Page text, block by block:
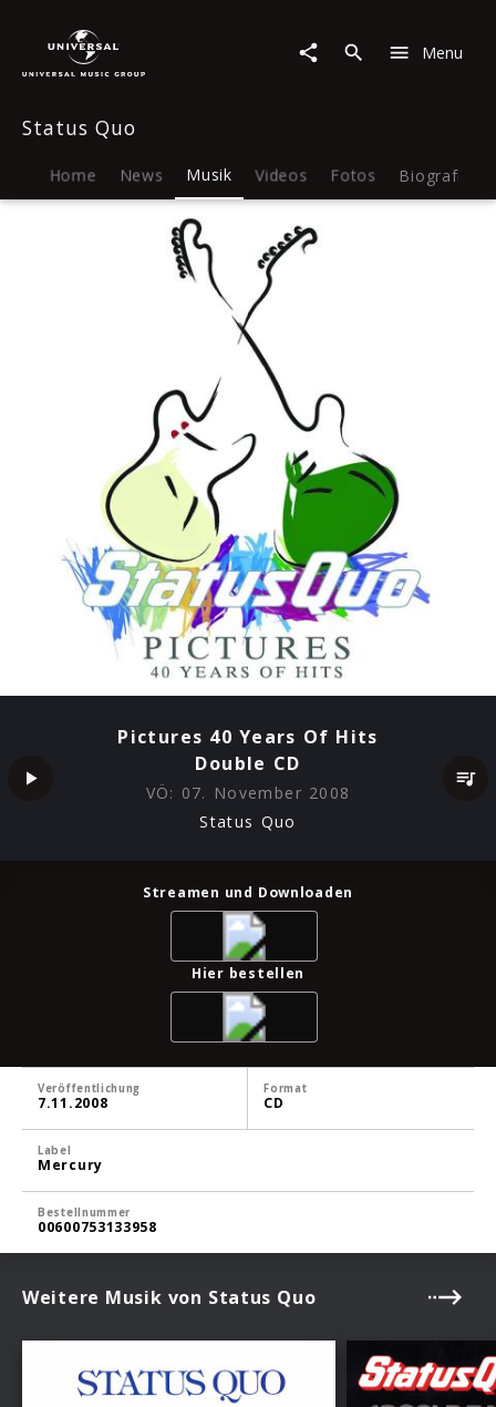
Musik
Pictures
Of
Menu
Status Quo
Home News Musik Videos Fotos Biografie
Pictures 40 Years Of Hits
Double CD
VÖ: 07. November 2008
Status Quo
Streamen und Downloaden
Hier bestellen
Veröffentlichung
7.11.2008
Format
CD
Label
Mercury
Bestellnummer
00600753133958
Weitere Musik von Status Quo